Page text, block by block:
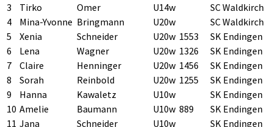
3
Tirko Omer U14w
SC Waldkirch
4
Mina-Yvonne Bringmann U20w
SC Waldkirch
5
Xenia Schneider U20w 1553
SK Endingen
6
Lena Wagner U20w 1326
SK Endingen
7
Claire Henninger U20w 1456
SK Endingen
8
Sorah Reinbold U20w 1255
SK Endingen
9
Hanna Kawaletz U10w
SK Endingen
10 Amelie Baumann U10w 889
SK Endingen
11 Jana Schneider U10w
SK Endingen